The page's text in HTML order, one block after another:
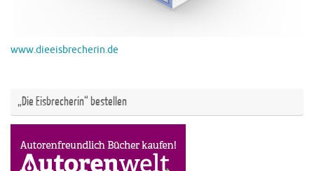
www.dieeisbrecherin.de
„Die Eisbrecherin“ bestellen